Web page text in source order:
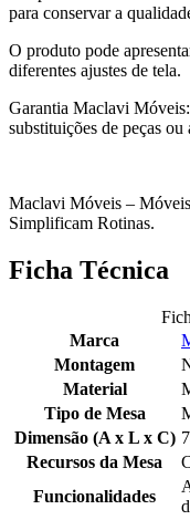
para conservar a
O produto pode
diferentes ajustes de tela.
Garantia Maclavi
substituições de peças
Maclavi Móveis –
Simplificam Rotinas.
Ficha Técnica
Marca
Montagem
Material
Tipo de Mesa
Dimensão (A x L x C)
Recursos da Mesa
Funcionalidades